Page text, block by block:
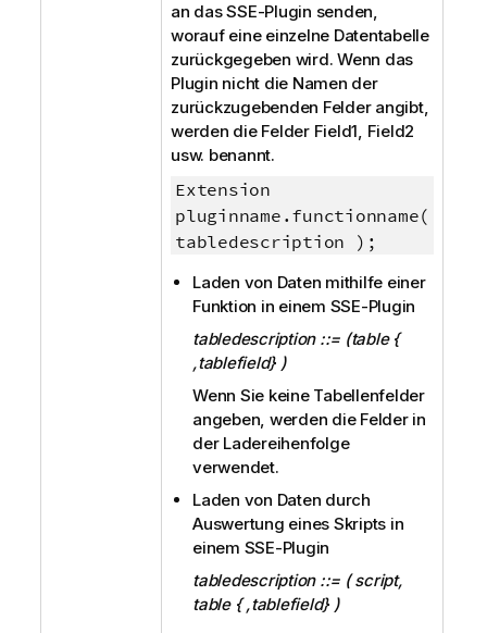
an das SSE-Plugin senden,
worauf eine einzelne Datentabelle
zurückgegeben wird. Wenn das
Plugin nicht die Namen der
zurückzugebenden Felder angibt,
werden die Felder Field1, Field2
usw. benannt.
Extension
pluginname.functionname(
tabledescription );
Laden von Daten mithilfe einer
Funktion in einem SSE-Plugin
tabledescription ::= (table {
,tablefield} )
Wenn Sie keine Tabellenfelder
angeben, werden die Felder in
der Ladereihenfolge
verwendet.
Laden von Daten durch
Auswertung eines Skripts in
einem SSE-Plugin
tabledescription ::= ( script,
table { ,tablefield} )